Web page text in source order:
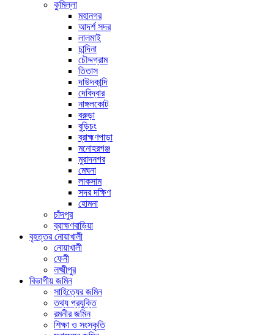
কুমিল্লা
মহানগর
আদর্শ সদর
লালমাই
চান্দিনা
চৌদ্দগ্রাম
তিতাস
দাউদকান্দি
দেবিদ্বার
নাঙ্গলকোট
বরুড়া
বুড়িচং
ব্রাহ্মণপাড়া
মনোহরগঞ্জ
মুরাদনগর
মেঘনা
লাকসাম
সদর দক্ষিণ
হোমনা
চাঁদপুর
ব্রাহ্মণবাড়িয়া
বৃহত্তর নোয়াখালী
নোয়াখালী
ফেনী
লক্ষ্মীপুর
বিভাগীয় জমিন
সাহিত্যের জমিন
তথ্য প্রযুক্তি
রমনীর জমিন
শিক্ষা ও সংস্কৃতি